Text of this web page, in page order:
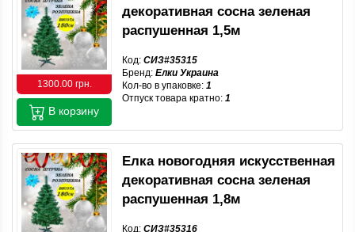
1300.00 грн.
декоративная сосна зеленая
распушенная 1,5м
Код: СИЗ#35315
Бренд: Елки Украина
Кол-во в упаковке: 1
Отпуск товара кратно: 1
В корзину
Елка новогодняя искусственная
декоративная сосна зеленая
распушенная 1,8м
Код: СИЗ#35316